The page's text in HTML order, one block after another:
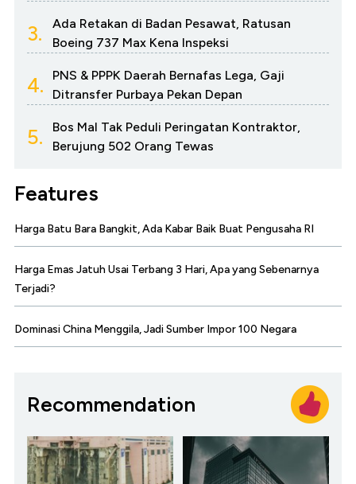
3.
Ada Retakan di Badan Pesawat, Ratusan
Boeing 737 Max Kena Inspeksi
4.
PNS & PPPK Daerah Bernafas Lega, Gaji
Ditransfer Purbaya Pekan Depan
5.
Bos Mal Tak Peduli Peringatan Kontraktor,
Berujung 502 Orang Tewas
Features
Harga Batu Bara Bangkit, Ada Kabar Baik Buat Pengusaha RI
Harga Emas Jatuh Usai Terbang 3 Hari, Apa yang Sebenarnya
Terjadi?
Dominasi China Menggila, Jadi Sumber Impor 100 Negara
Recommendation